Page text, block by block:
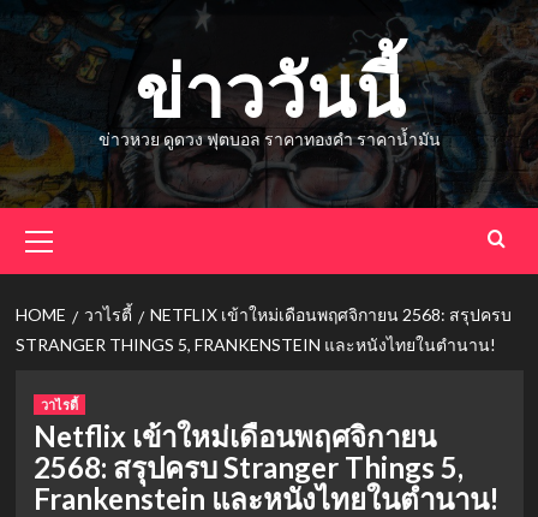
Skip
ข่าววันนี้
ข่าวหวย ดูดวง ฟุตบอล ราคาทองคำ ราคาน้ำมัน
Menu
HOME วาไรตี้
NETFLIX เข้าใหม่เดือนพฤศจิกายน 2568: สรุปครบ
STRANGER THINGS 5, FRANKENSTEIN และหนังไทยในตำนาน!
วาไรตี้
Netflix เข้าใหม่เดือนพฤศจิกายน
2568: สรุปครบ Stranger Things 5,
Frankenstein และหนังไทยในตำนาน!